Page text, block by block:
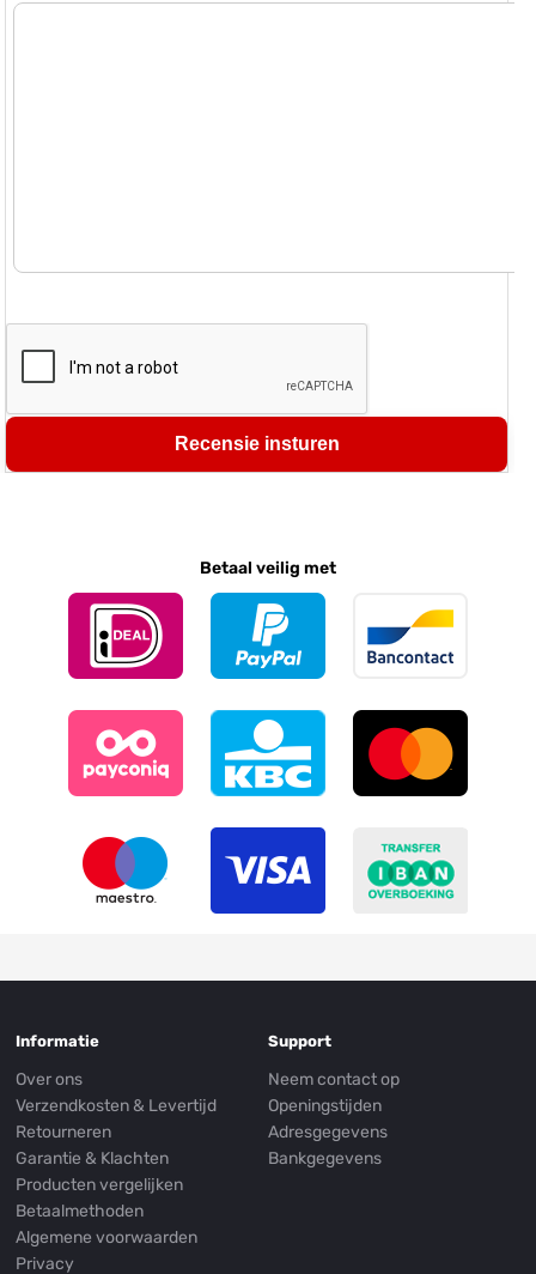
Recensie insturen
Betaal veilig met
Informatie
Over ons
Verzendkosten & Levertijd
Retourneren
Garantie & Klachten
Producten vergelijken
Betaalmethoden
Algemene voorwaarden
Privacy
Support
Neem contact op
Openingstijden
Adresgegevens
Bankgegevens